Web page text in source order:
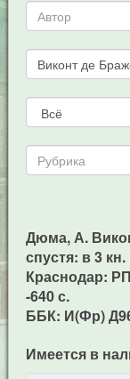
Дюма, А.
спустя: в 3
Краснодар:
-640 с.
ББК: И(Фр)
Имеется в